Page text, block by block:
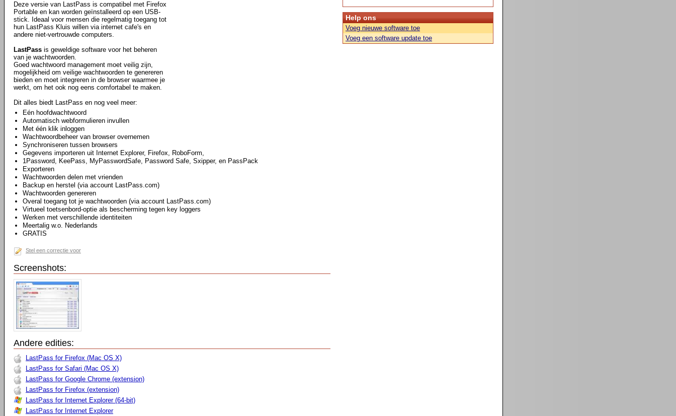
Deze versie van LastPass is compatibel met Firefox
Portable en kan worden geïnstalleerd op een USB-
stick. Ideaal voor mensen die regelmatig toegang tot
hun LastPass Kluis willen via internet cafe's en
andere niet-vertrouwde computers.
LastPass is geweldige software voor het beheren
van je wachtwoorden.
Goed wachtwoord management moet veilig zijn,
mogelijkheid om veilige wachtwoorden te genereren
bieden en moet integreren in de browser waarmee je
werkt, om het ook nog eens comfortabel te maken.
Dit alles biedt LastPass en nog veel meer:
Eén hoofdwachtwoord
Automatisch webformulieren invullen
Met één klik inloggen
Wachtwoordbeheer van browser overnemen
Synchroniseren tussen browsers
Gegevens importeren uit Internet Explorer, Firefox, RoboForm,
1Password, KeePass, MyPasswordSafe, Password Safe, Sxipper, en PassPack
Exporteren
Wachtwoorden delen met vrienden
Backup en herstel (via account LastPass.com)
Wachtwoorden genereren
Overal toegang tot je wachtwoorden (via account LastPass.com)
Virtueel toetsenbord-optie als bescherming tegen key loggers
Werken met verschillende identiteiten
Meertalig w.o. Nederlands
GRATIS
Stel een correctie voor
Screenshots:
Andere edities:
LastPass for Firefox (Mac OS X)
LastPass for Safari (Mac OS X)
LastPass for Google Chrome (extension)
LastPass for Firefox (extension)
LastPass for Internet Explorer (64-bit)
LastPass for Internet Explorer
Help ons
Voeg nieuwe software toe
Voeg een software update toe